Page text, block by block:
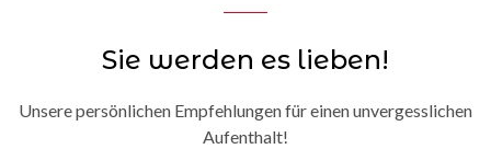
Sie werden es lieben!
Unsere persönlichen Empfehlungen für einen unvergesslichen
Aufenthalt!